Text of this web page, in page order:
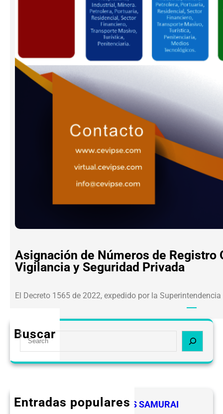
Asignación de Números de Registro
Vigilancia y Seguridad Privada
El Decreto 1565 de 2022, expedido por la
Buscar
S
a
h
Entradas populares
FELICIDADES A LOS LIDERES SAMURAI